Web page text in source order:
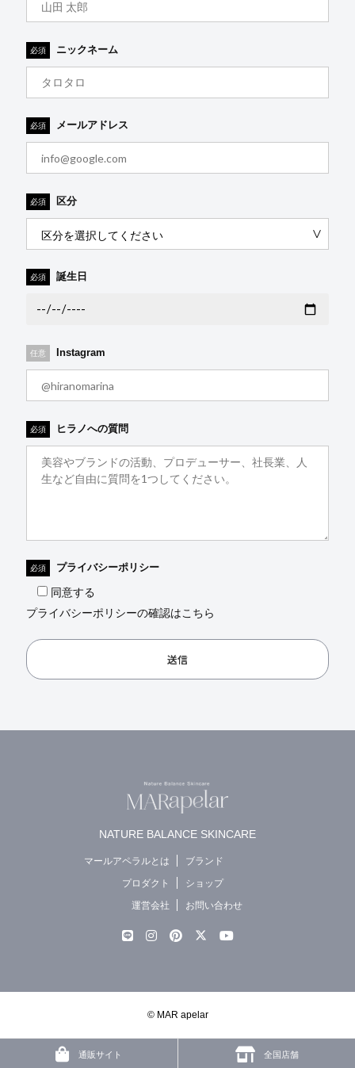
必須 ニックネーム
必須 メールアドレス
必須 区分
必須 誕生日
任意 Instagram
必須 ヒラノへの質問
必須 プライバシーポリシー
同意する
プライバシーポリシーの確認はこちら
NATURE BALANCE SKINCARE
マールアペラルとは
ブランド
プロダクト
ショップ
運営会社
お問い合わせ
通販サイト 全国店舗
© MAR apelar